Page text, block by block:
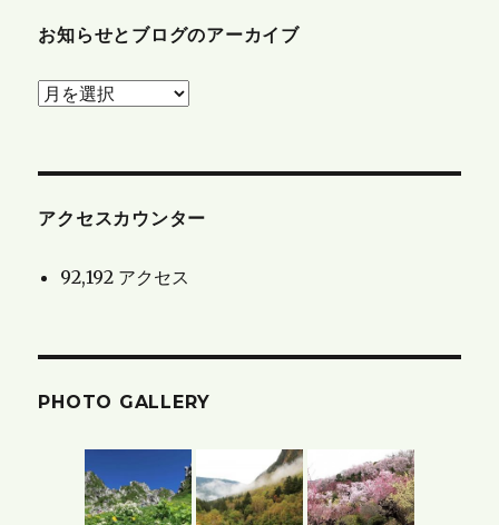
お知らせとブログのアーカイブ
お
と
ロ
ー
アクセスカウンター
92,192 アクセス
PHOTO GALLERY